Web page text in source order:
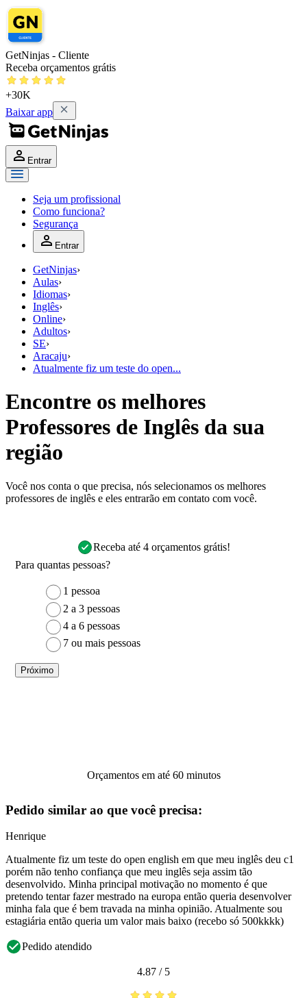
GetNinjas - Cliente
Receba orçamentos grátis
+30K
Baixar app
Entrar
Seja um profissional
Como funciona?
Segurança
Entrar
GetNinjas›
Aulas›
Idiomas›
Inglês›
Online›
Adultos›
SE›
Aracaju›
Atualmente fiz um teste do open...
Encontre os melhores
Professores de Inglês da sua
região
Você nos conta o que precisa, nós selecionamos os melhores
professores de inglês e eles entrarão em contato com você.
Receba até 4 orçamentos grátis!
Para quantas pessoas?
1 pessoa
2 a 3 pessoas
4 a 6 pessoas
7 ou mais pessoas
Próximo
Orçamentos em até 60 minutos
Pedido similar ao que você precisa:
Henrique
Atualmente fiz um teste do open english em que meu inglês deu c1
porém não tenho confiança que meu inglês seja assim tão
desenvolvido. Minha principal motivação no momento é que
pretendo tentar fazer mestrado na europa então queria desenvolver
minha fala que é bem travada na minha opinião. Atualmente sou
estagiária então queria um valor mais baixo (recebo só 500kkkk)
Pedido atendido
4.87 / 5